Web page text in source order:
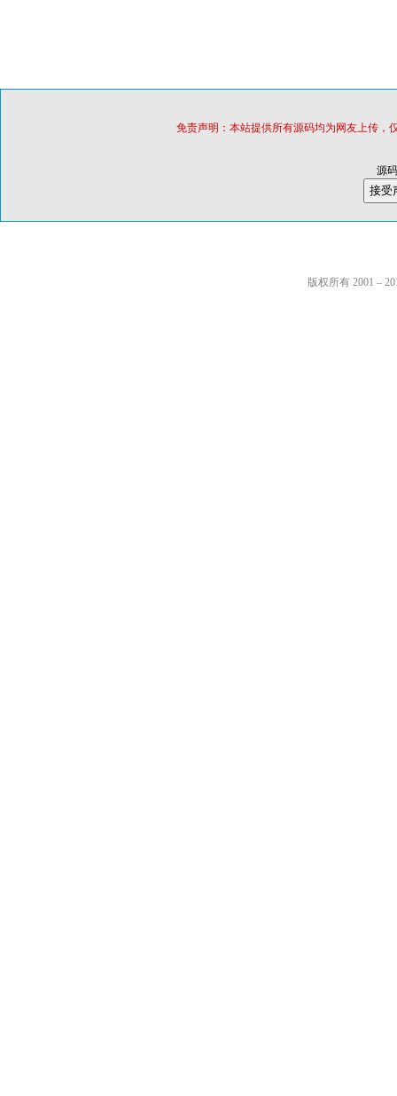
免责声明：本站提供所有源码均为网友上传，
源
版权所有 2001 –